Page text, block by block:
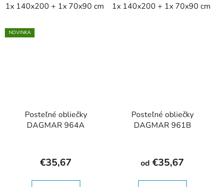
1x 140x200 + 1x 70x90 cm 2x 140x200 + 2x 70x90 cm
1x 140x200 + 1x 70x90 cm
NOVINKA
Posteľné obliečky
DAGMAR 964A
€35,67
Posteľné obliečky
DAGMAR 961B
od €35,67